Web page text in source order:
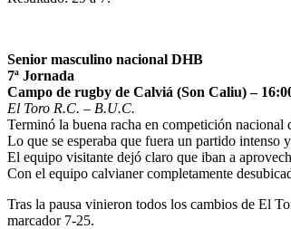
Senior masculino nacional DHB
7ª Jornada
Campo de rugby de Calviá (Son Caliu) –
El Toro R.C. – B.U.C.
Terminó la buena racha en competición nacional
Lo que se esperaba que fuera un partido intenso
El equipo visitante dejó claro que iban a
Con el equipo calvianer completamente
Tras la pausa vinieron todos los cambios de El
marcador 7-25.